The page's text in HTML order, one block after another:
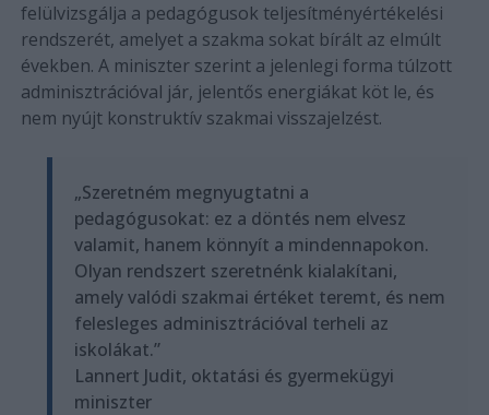
felülvizsgálja a pedagógusok teljesítményértékelési
rendszerét, amelyet a szakma sokat bírált az elmúlt
években. A miniszter szerint a jelenlegi forma túlzott
adminisztrációval jár, jelentős energiákat köt le, és
nem nyújt konstruktív szakmai visszajelzést.
„Szeretném megnyugtatni a
pedagógusokat: ez a döntés nem elvesz
valamit, hanem könnyít a mindennapokon.
Olyan rendszert szeretnénk kialakítani,
amely valódi szakmai értéket teremt, és nem
felesleges adminisztrációval terheli az
iskolákat.”
Lannert Judit, oktatási és gyermekügyi
miniszter